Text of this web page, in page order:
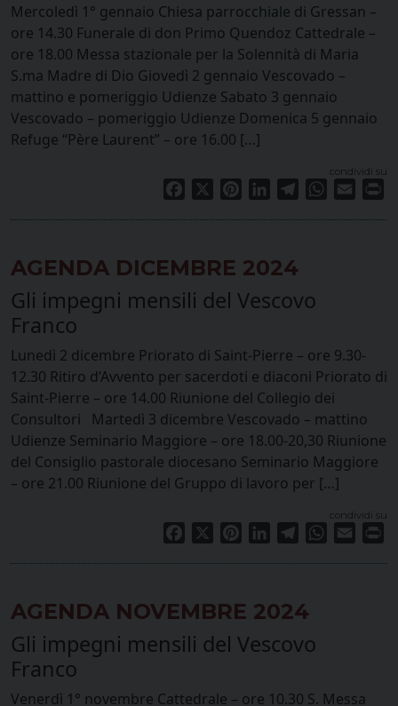
Mercoledì 1° gennaio Chiesa parrocchiale di Gressan –
ore 14.30 Funerale di don Primo Quendoz Cattedrale –
ore 18.00 Messa stazionale per la Solennità di Maria
S.ma Madre di Dio Giovedì 2 gennaio Vescovado –
mattino e pomeriggio Udienze Sabato 3 gennaio
Vescovado – pomeriggio Udienze Domenica 5 gennaio
Refuge “Père Laurent” – ore 16.00 […]
condividi su
Facebook PinterestLinkedInTelegramWhatsApp
Email
AGENDA DICEMBRE 2024
Gli impegni mensili del Vescovo
Franco
Lunedì 2 dicembre Priorato di Saint-Pierre – ore 9.30-
12.30 Ritiro d’Avvento per sacerdoti e diaconi Priorato di
Saint-Pierre – ore 14.00 Riunione del Collegio dei
Consultori Martedì 3 dicembre Vescovado – mattino
Udienze Seminario Maggiore – ore 18.00-20,30 Riunione
del Consiglio pastorale diocesano Seminario Maggiore
– ore 21.00 Riunione del Gruppo di lavoro per […]
condividi su
Facebook PinterestLinkedInTelegramWhatsApp
Email
AGENDA NOVEMBRE 2024
Gli impegni mensili del Vescovo
Franco
Venerdì 1° novembre Cattedrale – ore 10.30 S. Messa